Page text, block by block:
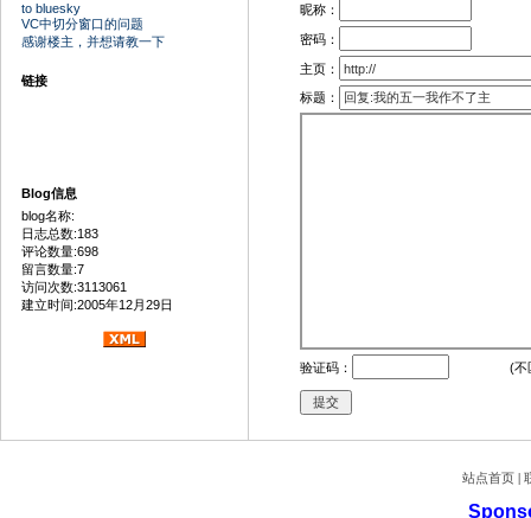
to bluesky
VC中切分窗口的问题
感谢楼主，并想请教一下
链接
Blog信息
blog名称:
日志总数:183
评论数量:698
留言数量:7
访问次数:3113061
建立时间:2005年12月29日
昵称：
密码：
主页：
标题：
验证码： (不
站点首页 |